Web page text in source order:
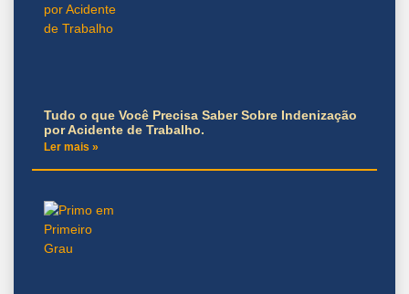
Tudo o que Você Precisa Saber Sobre Indenização
por Acidente de Trabalho.
Ler mais »